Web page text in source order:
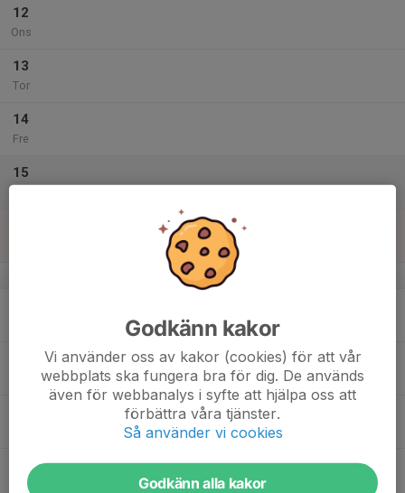
12
Ons
13
Tor
14
Fre
15
v.34
Tor
Godkänn kakor
Vi använder oss av kakor (cookies) för att vår
webbplats ska fungera bra för dig. De används
även för webbanalys i syfte att hjälpa oss att
förbättra våra tjänster.
Så använder vi cookies
Godkänn alla kakor